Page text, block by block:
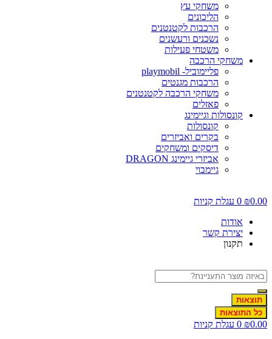
משחקי עץ
הליכונים
הרכבות לקטנטנים
נשכנים ורעשנים
משטחי פעילות
משחקי הרכבה
פליימוביל- playmobil
הרכבות מגנטים
משחקי הרכבה לקטנטנים
פאזלים
קונסולות וגיימינג
קונסולות
בקרים ואביזרים
דיסקים ומשחקים
אביזרי גיימינג DRAGON
גיימבוי
₪0.00
0 עגלת קניות
אודות
יצירת קשר
תקנון
תוצאות
כל התוצאות
₪0.00
0 עגלת קניות